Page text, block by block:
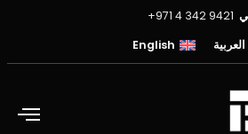
العربية
English